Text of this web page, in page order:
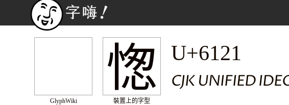
GlyphWiki
愡
裝置上的字型
U+6121
CJK UNIFIED